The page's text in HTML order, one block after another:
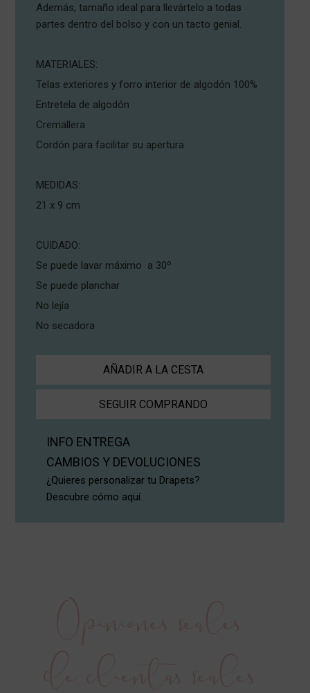
Además, tamaño ideal para llevártelo a todas
partes dentro del bolso y con un tacto genial.
MATERIALES:
Telas exteriores y forro interior de algodón 100%
Entretela de algodón
Cremallera
Cordón para facilitar su apertura
MEDIDAS:
21 x 9 cm
CUIDADO:
Se puede lavar máximo a 30º
Se puede planchar
No lejía
No secadora
AÑADIR A LA CESTA
SEGUIR COMPRANDO
INFO ENTREGA
CAMBIOS Y DEVOLUCIONES
¿Quieres personalizar tu Drapets?
Descubre cómo aquí.